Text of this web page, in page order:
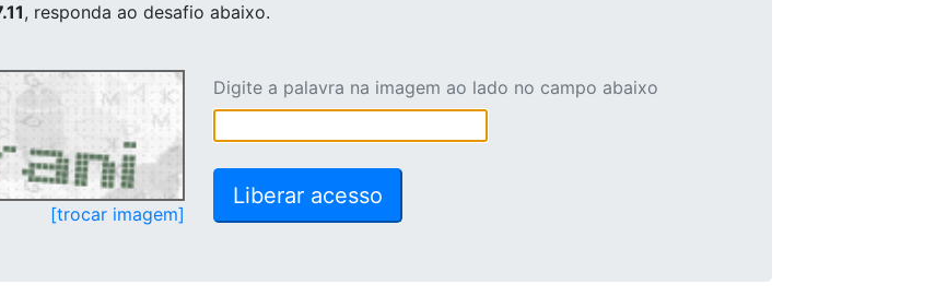
, responda ao desafio abaixo.
[trocar imagem]
Digite a palavra na imagem ao lado no campo abaixo